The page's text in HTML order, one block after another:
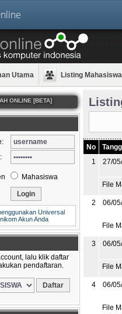
Utama Listing Mahasiswa
ONLINE [BETA]
Mahasiswa
Universal
Akun Anda
lalu klik daftar
pendaftaran.
No
1
27/
File
2 06/
File
3 06/
File
4 06/
File